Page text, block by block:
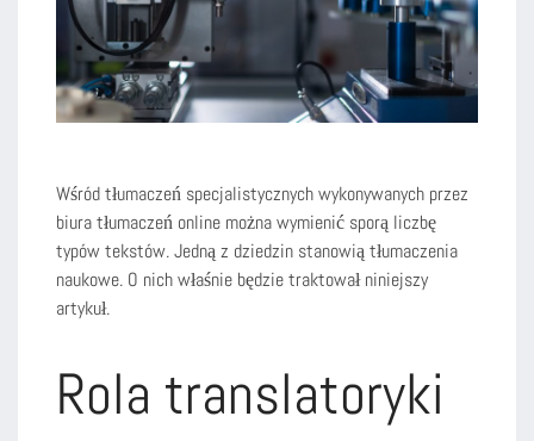
Wśród tłumaczeń specjalistycznych wykonywanych przez
biura tłumaczeń online można wymienić sporą liczbę
typów tekstów. Jedną z dziedzin stanowią tłumaczenia
naukowe. O nich właśnie będzie traktował niniejszy
artykuł.
Rola translatoryki